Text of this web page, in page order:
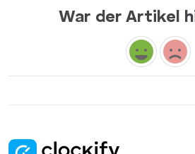
War der Artikel